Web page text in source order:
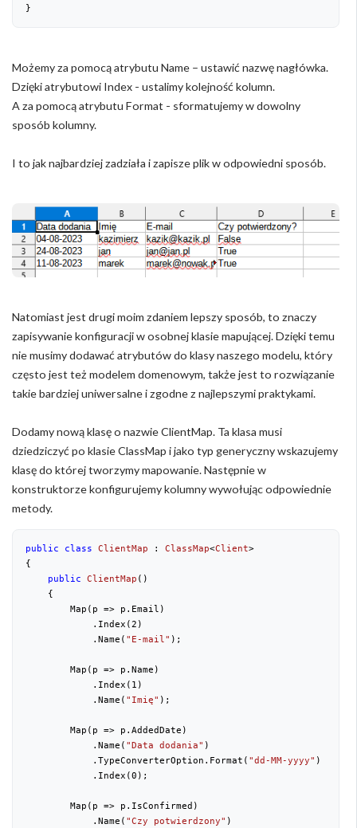
}
Możemy za pomocą atrybutu Name – ustawić nazwę nagłówka.
Dzięki atrybutowi Index - ustalimy kolejność kolumn.
A za pomocą atrybutu Format - sformatujemy w dowolny
sposób kolumny.
I to jak najbardziej zadziała i zapisze plik w odpowiedni sposób.
Natomiast jest drugi moim zdaniem lepszy sposób, to znaczy
zapisywanie konfiguracji w osobnej klasie mapującej. Dzięki temu
nie musimy dodawać atrybutów do klasy naszego modelu, który
często jest też modelem domenowym, także jest to rozwiązanie
takie bardziej uniwersalne i zgodne z najlepszymi praktykami.
Dodamy nową klasę o nazwie ClientMap. Ta klasa musi
dziedziczyć po klasie ClassMap i jako typ generyczny wskazujemy
klasę do której tworzymy mapowanie. Następnie w
konstruktorze konfigurujemy kolumny wywołując odpowiednie
metody.
public class ClientMap : ClassMap<Client>
{
public ClientMap ( )
{
        Map(p => p.Email)
            .Index(
2 )
            .Name(
"E-mail" );
        Map(p => p.Name)
            .Index(
1 )
            .Name(
"Imię" );
        Map(p => p.AddedDate)
            .Name(
"Data dodania" )
            .TypeConverterOption.Format(
"dd-MM-yyyy" )
            .Index(
0 );
        Map(p => p.IsConfirmed)
            .Name(
"Czy potwierdzony" )